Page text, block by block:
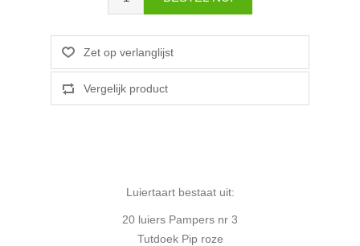
Luiertaart bestaat uit:
20 luiers Pampers nr 3
Tutdoek Pip roze